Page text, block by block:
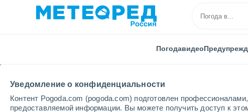
Уведомление о конфиденциальности
Контент Pogoda.com (pogoda.com) подготовлен
предоставляемой информации. Вы можете получить доступ к
Погодавидео